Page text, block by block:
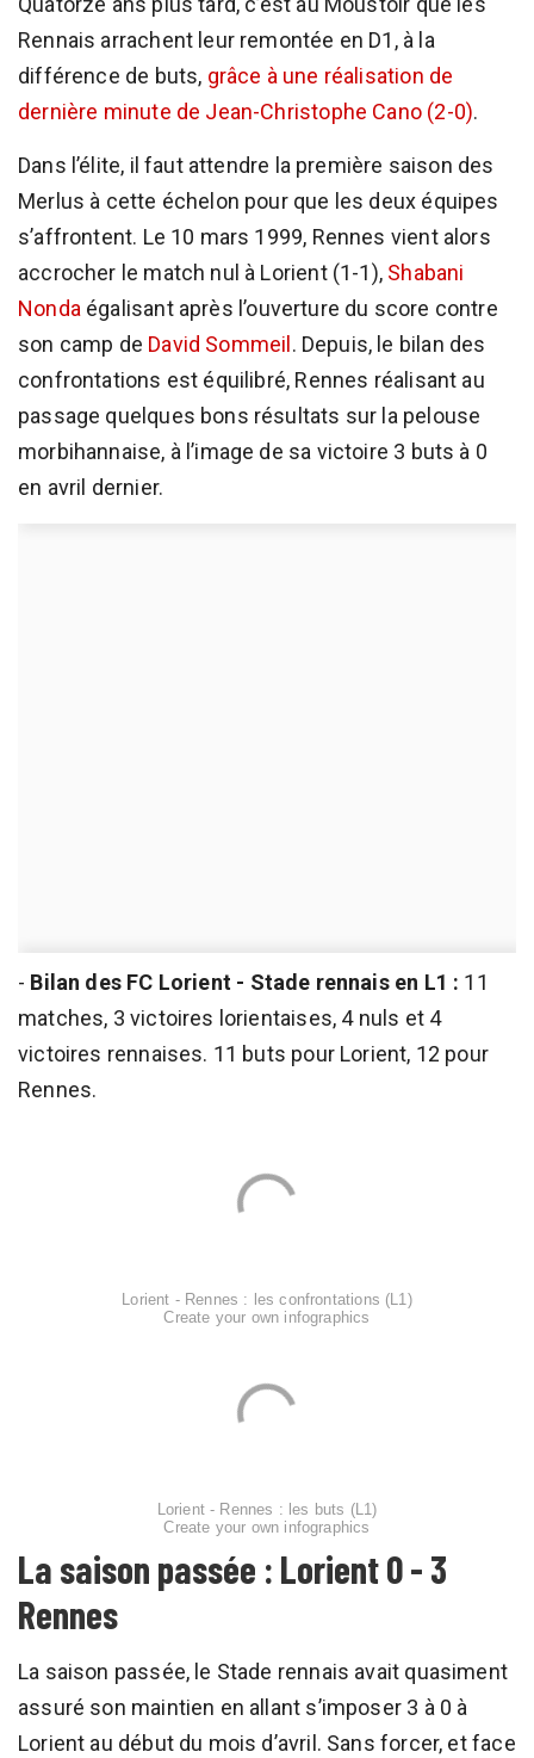
Rennais arrachent leur remontée en D1, à la
différence de buts, grâce à une réalisation de
dernière minute de Jean-Christophe Cano (2-0).
Dans l’élite, il faut attendre la première saison des
Merlus à cette échelon pour que les deux équipes
s’affrontent. Le 10 mars 1999, Rennes vient alors
accrocher le match nul à Lorient (1-1), Shabani
Nonda égalisant après l’ouverture du score contre
son camp de David Sommeil. Depuis, le bilan des
confrontations est équilibré, Rennes réalisant au
passage quelques bons résultats sur la pelouse
morbihannaise, à l’image de sa victoire 3 buts à 0
en avril dernier.
- Bilan des FC Lorient - Stade rennais en L1 : 11
matches, 3 victoires lorientaises, 4 nuls et 4
victoires rennaises. 11 buts pour Lorient, 12 pour
Rennes.
Lorient - Rennes : les confrontations (L1)
Create your own infographics
Lorient - Rennes : les buts (L1)
Create your own infographics
La saison passée : Lorient 0 - 3
Rennes
La saison passée, le Stade rennais avait quasiment
assuré son maintien en allant s’imposer 3 à 0 à
Lorient au début du mois d’avril. Sans forcer, et face